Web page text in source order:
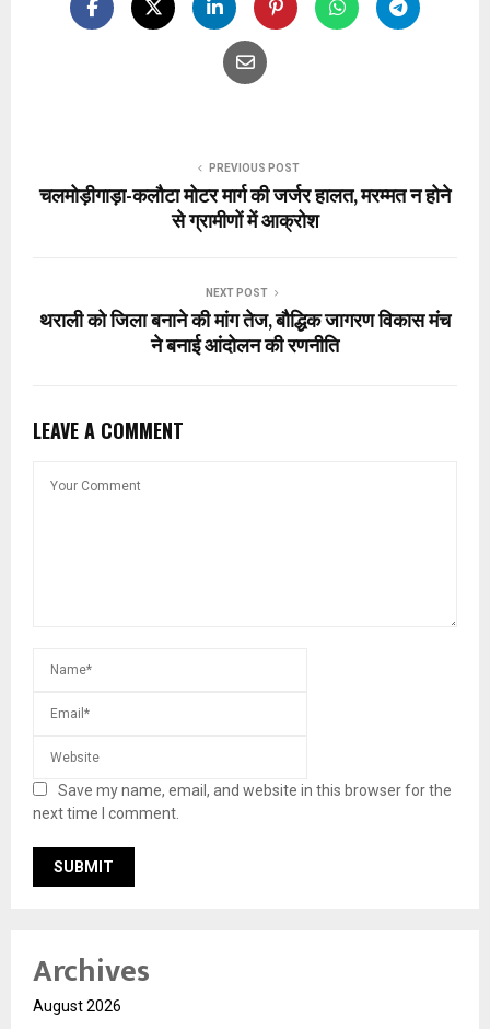
PREVIOUS POST
चलमोड़ीगाड़ा-कलौटा मोटर मार्ग की जर्जर हालत, मरम्मत न होने
से ग्रामीणों में आक्रोश
NEXT POST
थराली को जिला बनाने की मांग तेज, बौद्धिक जागरण विकास मंच
ने बनाई आंदोलन की रणनीति
LEAVE A COMMENT
Save my name, email, and website in this browser for the
next time I comment.
Archives
August 2026